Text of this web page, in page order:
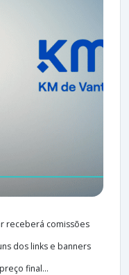
receberá comissões
dos links e banners
final...